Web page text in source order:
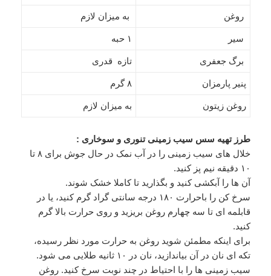
روغن به میزان لازم
سیر ۱ حبه
برگ جعفری تازه قدری
پنیر پارمزان ۸ گرم
روغن زیتون به میزان لازم
طرز تهیه سس سیب زمینی تنوری و سوخاری :
خلال های سیب زمینی را در آب نمک در حال جوش برای ۸ تا
۱۰ دقیقه نیم پز کنید.
آن ها را آبکشی کنید و بگذارید تا کاملا خشک شوند.
سرخ کن را باحرارت ۱۸۰ درجه سانتی گراد گرم کنید، یا در
قابلمه ای تا سه چهارم روغن بریزید و روی حرارت بالا گرم
کنید.
برای اینکه مطمئن شوید روغن به حرارت مورد نظر رسیده،
تکه ای نان در آن بیاندازید، نان در ۱۰ ثانیه طلایی می شود.
سیب زمینی ها را با احتیاط در چند نوبت سرخ کنید. روغن